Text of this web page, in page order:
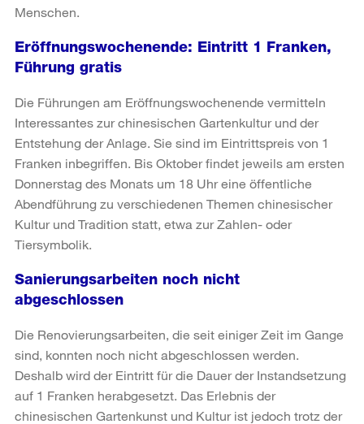
Menschen.
Eröffnungswochenende: Eintritt 1 Franken,
Führung gratis
Die Führungen am Eröffnungswochenende vermitteln
Interessantes zur chinesischen Gartenkultur und der
Entstehung der Anlage. Sie sind im Eintrittspreis von 1
Franken inbegriffen. Bis Oktober findet jeweils am ersten
Donnerstag des Monats um 18 Uhr eine öffentliche
Abendführung zu verschiedenen Themen chinesischer
Kultur und Tradition statt, etwa zur Zahlen- oder
Tiersymbolik.
Sanierungsarbeiten noch nicht
abgeschlossen
Die Renovierungsarbeiten, die seit einiger Zeit im Gange
sind, konnten noch nicht abgeschlossen werden.
Deshalb wird der Eintritt für die Dauer der Instandsetzung
auf 1 Franken herabgesetzt. Das Erlebnis der
chinesischen Gartenkunst und Kultur ist jedoch trotz der